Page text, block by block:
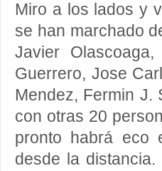
Miro a los lados y
se han marchado
Javier
Guerrero, Jose
Mendez, Fermin J.
con otras 20
pronto habrá eco
desde la distancia.